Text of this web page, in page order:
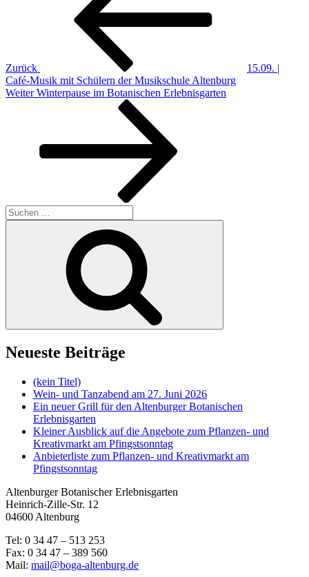
Zurück
15.09. |
Café-Musik mit Schülern der Musikschule Altenburg
Nächster
Weiter Winterpause im Botanischen Erlebnisgarten
Suchen
nach:
Neueste Beiträge
(kein Titel)
Wein- und Tanzabend am 27. Juni 2026
Ein neuer Grill für den Altenburger Botanischen
Erlebnisgarten
Kleiner Ausblick auf die Angebote zum Pflanzen- und
Kreativmarkt am Pfingstsonntag
Anbieterliste zum Pflanzen- und Kreativmarkt am
Pfingstsonntag
Altenburger Botanischer Erlebnisgarten
Heinrich-Zille-Str. 12
04600 Altenburg
Tel: 0 34 47 – 513 253
Fax: 0 34 47 – 389 560
Mail: mail@boga-altenburg.de